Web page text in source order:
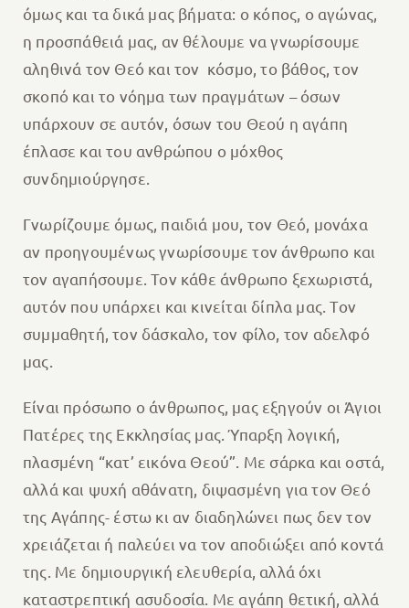
όμως και τα δικά μας βήματα: ο κόπος, ο αγώνας,
η προσπάθειά μας, αν θέλουμε να γνωρίσουμε
αληθινά τον Θεό και τον κόσμο, το βάθος, τον
σκοπό και το νόημα των πραγμάτων – όσων
υπάρχουν σε αυτόν, όσων του Θεού η αγάπη
έπλασε και του ανθρώπου ο μόχθος
συνδημιούργησε.
Γνωρίζουμε όμως, παιδιά μου, τον Θεό, μονάχα
αν προηγουμένως γνωρίσουμε τον άνθρωπο και
τον αγαπήσουμε. Τον κάθε άνθρωπο ξεχωριστά,
αυτόν που υπάρχει και κινείται δίπλα μας. Τον
συμμαθητή, τον δάσκαλο, τον φίλο, τον αδελφό
μας.
Είναι πρόσωπο ο άνθρωπος, μας εξηγούν οι Άγιοι
Πατέρες της Εκκλησίας μας. Ύπαρξη λογική,
πλασμένη “κατ’ εικόνα Θεού”. Με σάρκα και οστά,
αλλά και ψυχή αθάνατη, διψασμένη για τον Θεό
της Αγάπης- έστω κι αν διαδηλώνει πως δεν τον
χρειάζεται ή παλεύει να τον αποδιώξει από κοντά
της. Με δημιουργική ελευθερία, αλλά όχι
καταστρεπτική ασυδοσία. Με αγάπη θετική, αλλά